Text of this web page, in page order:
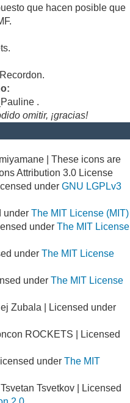
que hacen posible que
.
omitir, ¡gracias!
| These icons are
Attribution 3.0 License
under GNU LGPLv3
under The MIT License (MIT)
under The MIT License
under The MIT License
under The MIT License
Zubala | Licensed under
ROCKETS | Licensed
under The MIT
Tsvetkov | Licensed